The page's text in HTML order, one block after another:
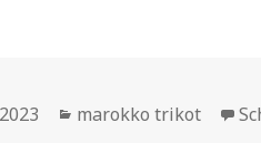
Kategorien
marokko trikot